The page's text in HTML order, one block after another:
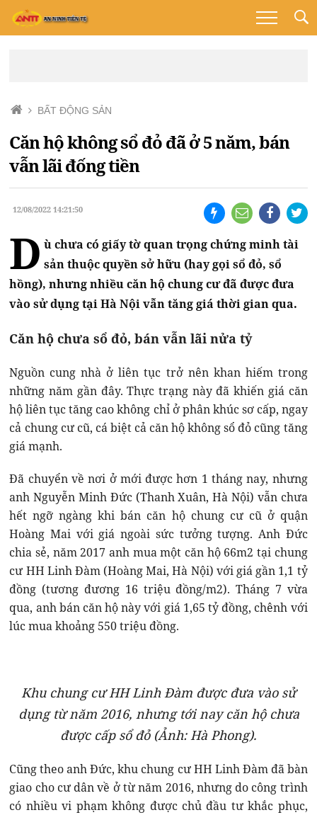
BẤT ĐỘNG SẢN
Căn hộ không sổ đỏ đã ở 5 năm, bán
vẫn lãi đống tiền
12/08/2022 14:21:50
D ù chưa có giấy tờ quan trọng chứng minh tài
sản thuộc quyền sở hữu (hay gọi sổ đỏ, sổ
hồng), nhưng nhiều căn hộ chung cư đã được đưa
vào sử dụng tại Hà Nội vẫn tăng giá thời gian qua.
Căn hộ chưa sổ đỏ, bán vẫn lãi nửa tỷ
Nguồn cung nhà ở liên tục trở nên khan hiếm trong
những năm gần đây. Thực trạng này đã khiến giá căn
hộ liên tục tăng cao không chỉ ở phân khúc sơ cấp, ngay
cả chung cư cũ, cá biệt cả căn hộ không sổ đỏ cũng tăng
giá mạnh.
Đã chuyển về nơi ở mới được hơn 1 tháng nay, nhưng
anh Nguyễn Minh Đức (Thanh Xuân, Hà Nội) vẫn chưa
hết ngỡ ngàng khi bán căn hộ chung cư cũ ở quận
Hoàng Mai với giá ngoài sức tưởng tượng. Anh Đức
chia sẻ, năm 2017 anh mua một căn hộ 66m2 tại chung
cư HH Linh Đàm (Hoàng Mai, Hà Nội) với giá gần 1,1 tỷ
đồng (tương đương 16 triệu đồng/m2). Tháng 7 vừa
qua, anh bán căn hộ này với giá 1,65 tỷ đồng, chênh với
lúc mua khoảng 550 triệu đồng.
Khu chung cư HH Linh Đàm được đưa vào sử
dụng từ năm 2016, nhưng tới nay căn hộ chưa
được cấp sổ đỏ (Ảnh: Hà Phong).
Cũng theo anh Đức, khu chung cư HH Linh Đàm đã bàn
giao cho cư dân về ở từ năm 2016, nhưng do công trình
có nhiều vi phạm không được chủ đầu tư khắc phục,